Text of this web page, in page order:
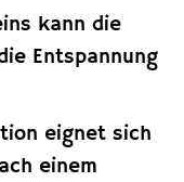
kann die
Entspannung
eignet sich
einem